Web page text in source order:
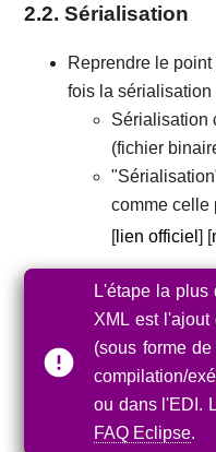
2.2. Sérialisation
Reprendre le
fois la sérialisation
Sérialisation
(fichier
comme celle
[lien officiel] [
L'étape la
XML est
(sous forme
compilation/
ou dans l'EDI.
FAQ Eclipse.